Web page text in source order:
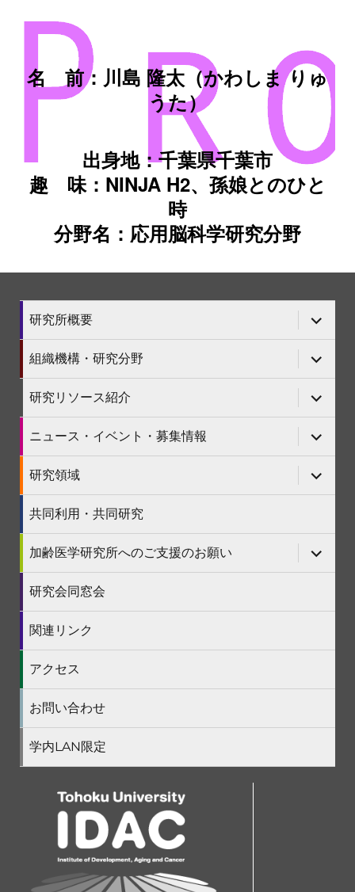
名 前：川島 隆太（かわしま りゅ
うた）
出身地：千葉県千葉市
趣 味：NINJA H2、孫娘とのひと
時
分野名：応用脳科学研究分野
研究所概要
サ
ブ
メ
ニ
ュ
ー
を
展
開
組織機構・研究分野
サ
ブ
メ
ニ
ュ
ー
を
展
開
研究リソース紹介
サ
ブ
メ
ニ
ュ
ー
を
展
開
ニュース・イベント・募集情報
サ
ブ
メ
ニ
ュ
ー
開
研究領域
サ
ブ
メ
ー
を
展
開
共同利用・共同研究
加齢医学研究所へのご支援のお願い
サ
ブ
メ
ー
開
研究会同窓会
関連リンク
アクセス
お問い合わせ
学内LAN限定